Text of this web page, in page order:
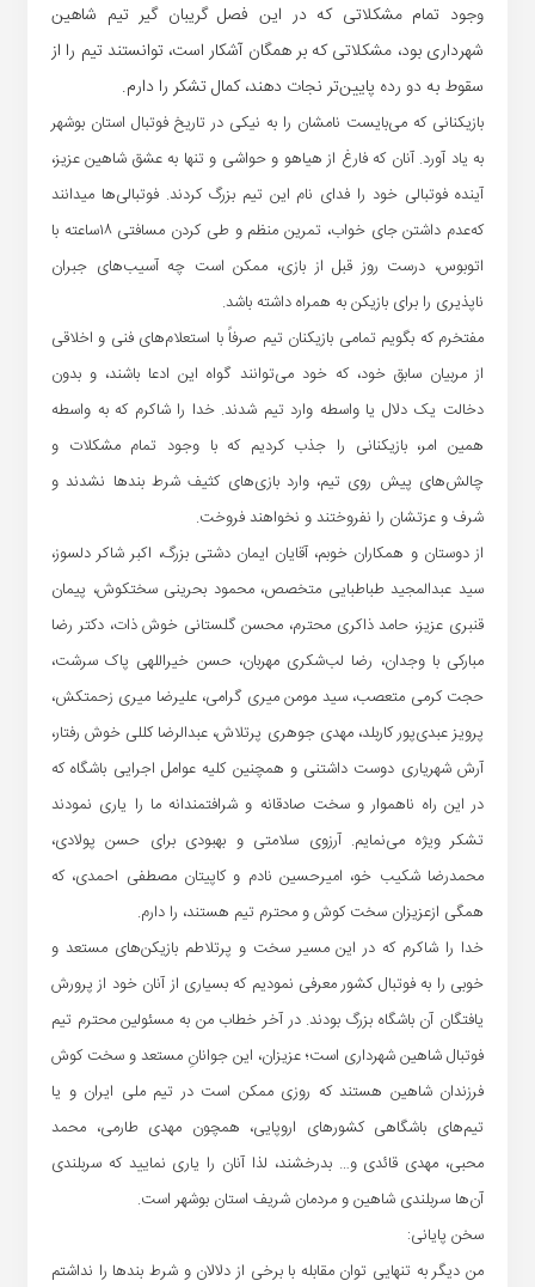
وجود تمام مشکلاتی که در این فصل گریبان گیر تیم شاهین
شهرداری بود، مشکلاتی که بر همگان آشکار است، توانستند تیم را از
سقوط به دو رده پایین‌تر نجات دهند، کمال تشکر را دارم.
بازیکنانی که می‌بایست نامشان را به نیکی در تاریخ فوتبال استان بوشهر
به یاد آورد. آنان که فارغ از هیاهو و حواشی و تنها به عشق شاهین عزیز،
آینده فوتبالی خود را فدای نام این تیم بزرگ کردند. فوتبالی‌ها میدانند
که‌عدم داشتن جای خواب، تمرین منظم و طی کردن مسافتی ۱۸ساعته با
اتوبوس، درست روز قبل از بازی، ممکن است چه آسیب‌های جبران
ناپذیری را برای بازیکن به همراه داشته باشد.
مفتخرم که بگویم تمامی بازیکنان تیم صرفاً با استعلام‌های فنی و اخلاقی
از مربیان سابق خود، که خود می‌توانند گواه این ادعا باشند، و بدون
دخالت یک دلال یا واسطه وارد تیم شدند. خدا را شاکرم که به واسطه
همین امر، بازیکنانی را جذب کردیم که با وجود تمام مشکلات و
چالش‌های پیش روی تیم، وارد بازی‌های کثیف شرط بندها نشدند و
شرف و عزتشان را نفروختند و نخواهند فروخت.
از دوستان و همکاران خوبم، آقایان ایمان دشتی بزرگ، اکبر شاکر دلسوز،
سید عبدالمجید طباطبایی متخصص، محمود بحرینی سختکوش، پیمان
قنبری عزیز، حامد ذاکری محترم، محسن گلستانی خوش ذات، دکتر رضا
مبارکی با وجدان، رضا لب‌شکری مهربان، حسن خیراللهی پاک سرشت،
حجت کرمی متعصب، سید مومن میری گرامی، علیرضا میری زحمتکش،
پرویز عبدی‌پور کاربلد، مهدی جوهری پرتلاش، عبدالرضا کللی خوش رفتار،
آرش شهریاری دوست داشتنی و همچنین کلیه عوامل اجرایی باشگاه که
در این راه ناهموار و سخت صادقانه و شرافتمندانه ما را یاری نمودند
تشکر ویژه می‌نمایم. آرزوی سلامتی و بهبودی برای حسن پولادی،
محمدرضا شکیب خو، امیرحسین نادم و کاپیتان مصطفی احمدی، که
همگی ازعزیزان سخت کوش و محترم تیم هستند، را دارم.
خدا را شاکرم که در این مسیر سخت و پرتلاطم بازیکن‌های مستعد و
خوبی را به فوتبال کشور معرفی نمودیم که بسیاری از آنان خود از پرورش
یافتگان آن باشگاه بزرگ بودند. در آخر خطاب من به مسئولین محترم تیم
فوتبال شاهین شهرداری است؛ عزیزان، این جوانانِ مستعد و سخت کوش
فرزندان شاهین هستند که روزی ممکن است در تیم ملی ایران و یا
تیم‌های باشگاهی کشورهای اروپایی، همچون مهدی طارمی، محمد
محبی، مهدی قائدی و… بدرخشند، لذا آنان را یاری نمایید که سربلندی
آن‌ها سربلندی شاهین و مردمان شریف استان بوشهر است.
سخن پایانی:
من دیگر به تنهایی توان مقابله با برخی از دلالان و شرط بندها را نداشتم